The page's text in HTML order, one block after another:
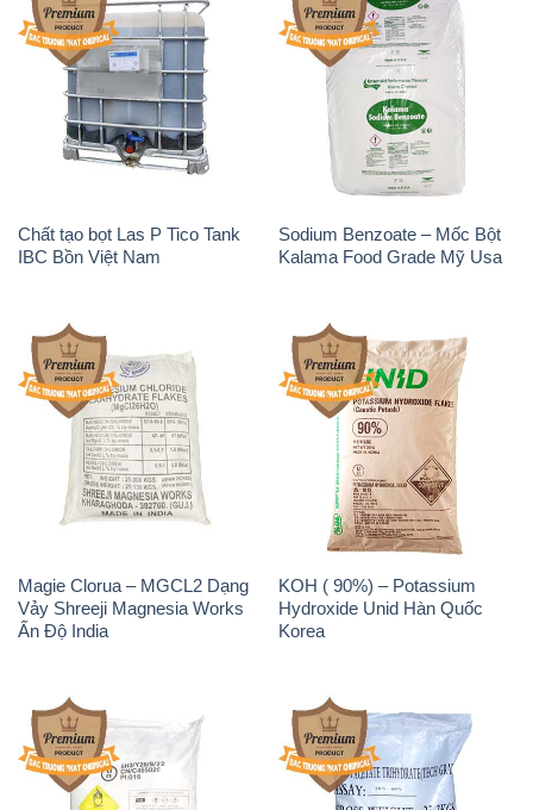
Chất tạo bọt Las P Tico Tank
IBC Bồn Việt Nam
Sodium Benzoate – Mốc Bột
Kalama Food Grade Mỹ Usa
Magie Clorua – MGCL2 Dạng
Vảy Shreeji Magnesia Works
Ấn Độ India
KOH ( 90%) – Potassium
Hydroxide Unid Hàn Quốc
Korea